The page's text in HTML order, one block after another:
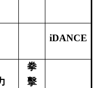
iDANCE
拳
擊